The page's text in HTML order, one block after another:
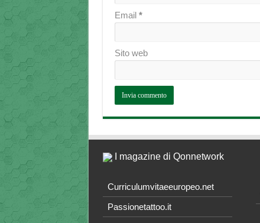
Email *
Sito web
I magazine di Qonnetwork
Curriculumvitaeeuropeo.net
Passionetattoo.it